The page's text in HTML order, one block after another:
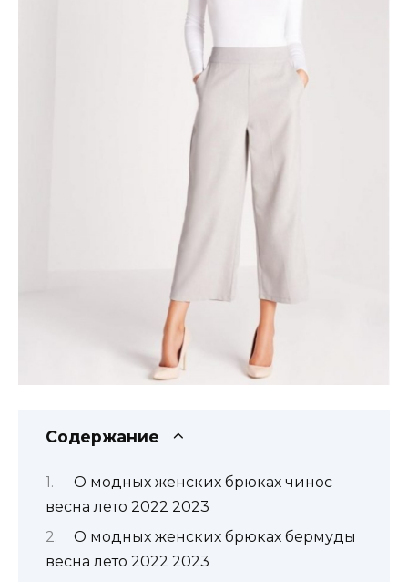
Содержание
О модных женских брюках чинос
весна лето 2022 2023
О модных женских брюках бермуды
весна лето 2022 2023